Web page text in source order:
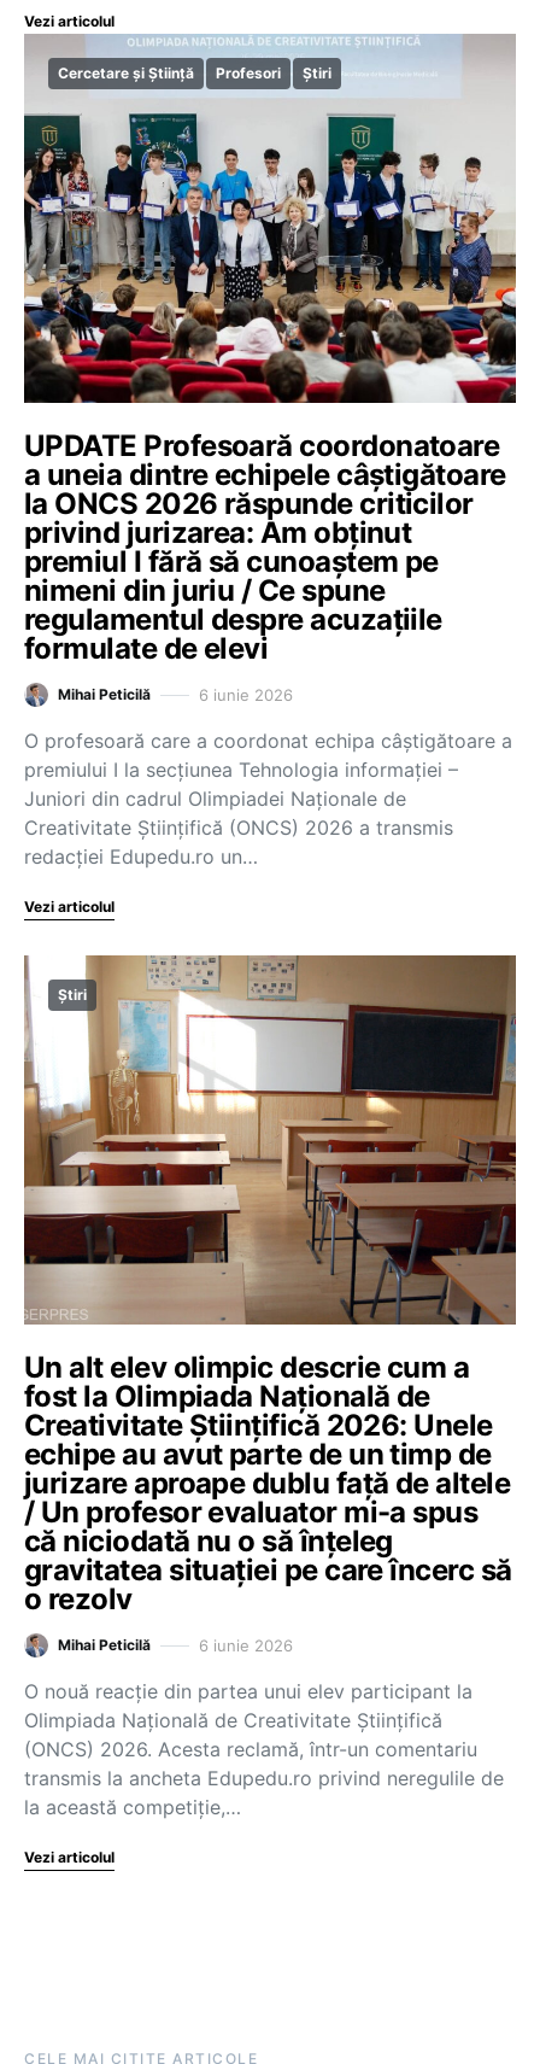
Vezi articolul
Cercetare și Știință Profesori Știri
UPDATE Profesoară coordonatoare
a uneia dintre echipele câștigătoare
la ONCS 2026 răspunde criticilor
privind jurizarea: Am obținut
premiul I fără să cunoaștem pe
nimeni din juriu / Ce spune
regulamentul despre acuzațiile
formulate de elevi
Mihai Peticilă 6 iunie 2026
O profesoară care a coordonat echipa câștigătoare a
premiului I la secțiunea Tehnologia informației –
Juniori din cadrul Olimpiadei Naționale de
Creativitate Științifică (ONCS) 2026 a transmis
redacției Edupedu.ro un…
Vezi articolul
Știri
Un alt elev olimpic descrie cum a
fost la Olimpiada Națională de
Creativitate Științifică 2026: Unele
echipe au avut parte de un timp de
jurizare aproape dublu față de altele
/ Un profesor evaluator mi-a spus
că niciodată nu o să înțeleg
gravitatea situației pe care încerc să
o rezolv
Mihai Peticilă 6 iunie 2026
O nouă reacție din partea unui elev participant la
Olimpiada Națională de Creativitate Științifică
(ONCS) 2026. Acesta reclamă, într-un comentariu
transmis la ancheta Edupedu.ro privind neregulile de
la această competiție,…
Vezi articolul
CELE MAI CITITE ARTICOLE